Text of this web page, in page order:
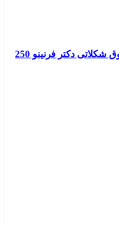
حریره نیمه آماده فندوق شکلاتی دکتر فرنینو 250